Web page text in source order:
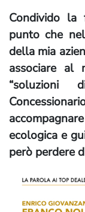
Condivido
punto che
della mia
associare al
ecologica e
però perdere